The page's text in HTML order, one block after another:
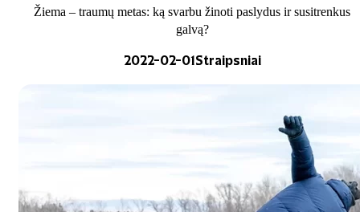
Žiema – traumų metas: ką svarbu žinoti paslydus ir susitrenkus
galvą?
2022-02-01Straipsniai